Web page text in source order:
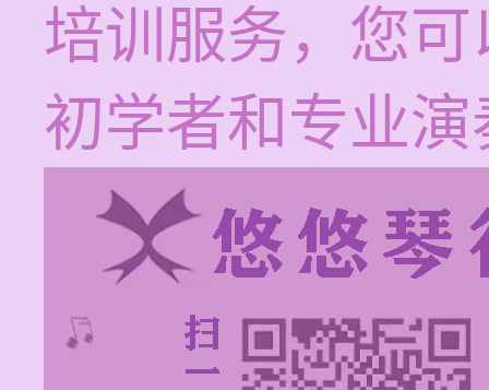
培训服务，您
初学者和专业